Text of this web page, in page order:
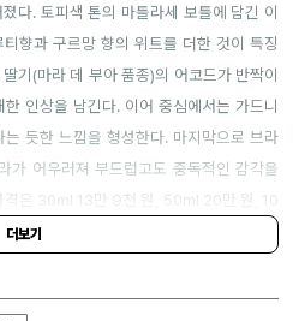
다. 토피색 톤의 마틀라세 보틀에 담긴 이
티향과 구르망 향의 위트를 더한 것이 특징
딸기(마라 데 부아 품종)의 어코드가 반짝이
한 인상을 남긴다. 이어 중심에서는 가드니
는 듯한느낌을 형성한다. 마지막으로 브라
가 어우러져 부드럽고도 중독적인 감각을
격은 30ml 13만 9천 원, 50ml 20만 원, 10
더보기